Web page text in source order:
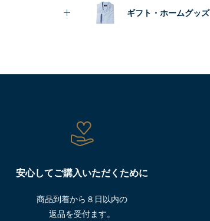
ギフト・ホームグッズ
安心してご購入いただくために
商品到着から８日以内の
返品を受付ます。